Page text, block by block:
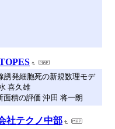
誘発細胞死の新規数理モデ
喜久雄
積の評価 沖田 将一朗
社テクノ中部